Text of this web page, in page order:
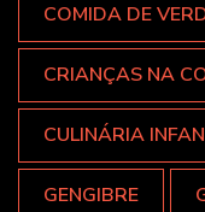
COMIDA DE
CRIANÇAS NA
CULINÁRIA
GENGIBRE